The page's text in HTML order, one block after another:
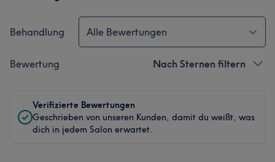
Behandlung Alle Bewertungen
Bewertung Nach Sternen filtern
Verifizierte Bewertungen
Geschrieben von unseren Kunden, damit du weißt, was
dich in jedem Salon erwartet.